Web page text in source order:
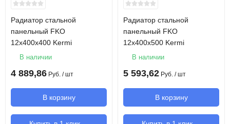
Радиатор стальной
панельный FKO
12х400х400 Kermi
В наличии
4 889,86 Руб. / шт
В корзину
Радиатор стальной
панельный FKO
12х400х500 Kermi
В наличии
5 593,62 Руб. / шт
В корзину